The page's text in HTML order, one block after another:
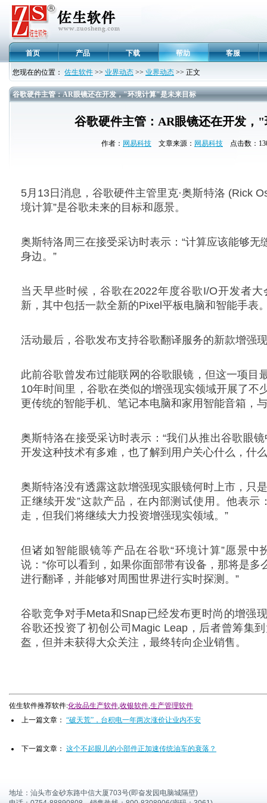
首页 产品 下载 帮助 客服
您现在的位置： 佐生软件 >> 业界动态 >> 业界动态 >> 正文
谷歌硬件主管：AR眼镜还在开发，"环境计算"是未来目标
谷歌硬件主管：AR眼镜还在开发，
作者： 网易科技 文章来源： 网易科技 点击数：
5月13日消息，谷歌硬件主管里克·奥斯特洛 (Rick
境计算”是谷歌未来的目标和愿景。
奥斯特洛周三在接受采访时表示：“计算应该能够
身边。”
当天早些时候，谷歌在2022年度谷歌I/O开发者
新，其中包括一款全新的Pixel平板电脑和智能手表
活动最后，谷歌发布支持谷歌翻译服务的新款增强
此前谷歌曾发布过能联网的谷歌眼镜，但这一项目
10年时间里，谷歌在类似的增强现实领域开展了不
更传统的智能手机、笔记本电脑和家用智能音箱，
奥斯特洛在接受采访时表示：“我们从推出谷歌眼
开发这种技术有多难，也了解到用户关心什么，什
奥斯特洛没有透露这款增强现实眼镜何时上市，只
正继续开发”这款产品，在内部测试使用。他表示
走，但我们将继续大力投资增强现实领域。”
但诸如智能眼镜等产品在谷歌“环境计算”愿景
说：“你可以看到，如果你面部带有设备，那将是
进行翻译，并能够对周围世界进行实时探测。”
谷歌竞争对手Meta和Snap已经发布更时尚的增强
谷歌还投资了初创公司Magic Leap，后者曾筹集
盔，但并未获得大众关注，最终转向企业销售。
佐生软件推荐软件:化妆品生产软件,收银软件,生产管理软件
上一篇文章： “破天荒”，台积电一年两次涨价让业内不安
下一篇文章： 这个不起眼儿的小部件正加速传统油车的衰落？
地址：汕头市金砂东路中信大厦703号(即奋发园电脑城隔壁)